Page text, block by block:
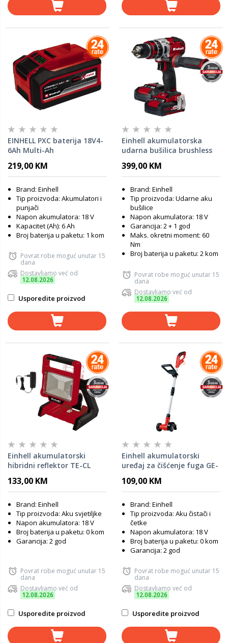
EINHELL PXC baterija 18V4-
6Ah Multi-Ah
219,00 KM
Brand: Einhell
Tip proizvoda: Akumulatori i
punjači
Napon akumulatora: 18 V
Kapacitet (Ah): 6 Ah
Broj baterija u paketu: 1 kom
Povrat robe moguć unutar 15
dana
Dostavljamo već od
12.08.2026
Usporedite proizvod
Einhell akumulatorska
udarna bušilica brushless
baterija 2.0 + 1 x punjač
399,00 KM
Brand: Einhell
Tip proizvoda: Udarne aku
bušilice
Napon akumulatora: 18 V
Garancija: 2 + 1 god
Maks. okretni moment: 60
Nm
Broj baterija u paketu: 2 kom
Povrat robe moguć unutar 15
dana
Dostavljamo već od
12.08.2026
Einhell akumulatorski
hibridni reflektor TE-CL
133,00 KM
Brand: Einhell
Tip proizvoda: Aku svjetiljke
Napon akumulatora: 18 V
Broj baterija u paketu: 0 kom
Garancija: 2 god
Povrat robe moguć unutar 15
dana
Dostavljamo već od
12.08.2026
Usporedite proizvod
Einhell akumulatorski
uređaj za čišćenje fuga GE-
baterije i punjača (četka 10
cm, 12000 o/min, 2 četke)
109,00 KM
Brand: Einhell
Tip proizvoda: Aku čistači i
četke
Napon akumulatora: 18 V
Broj baterija u paketu: 0 kom
Garancija: 2 god
Povrat robe moguć unutar 15
dana
Dostavljamo već od
12.08.2026
Usporedite proizvod